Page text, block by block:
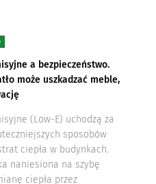
a bezpieczeństwo.
może uszkadzać meble,
(Low-E) uchodzą za
sposobów
ciepła w budynkach.
naniesiona na szybę
ciepła przez